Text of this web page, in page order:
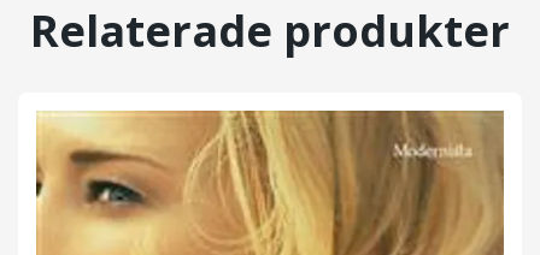
Relaterade produkter